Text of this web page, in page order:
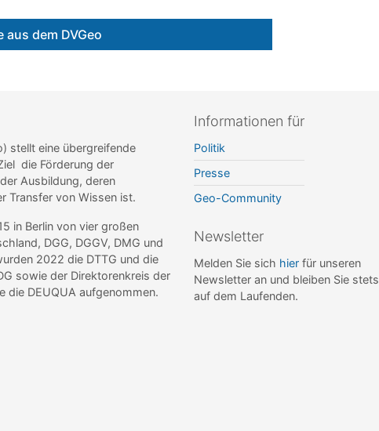
aus dem DVGeo
stellt eine übergreifende
die Förderung der
Ausbildung, deren
Transfer von Wissen ist.
in Berlin von vier großen
DGG, DGGV, DMG und
2022 die DTTG und die
sowie der Direktorenkreis der
die DEUQUA aufgenommen.
Informationen für
Politik
Presse
Geo-Community
Newsletter
Melden Sie sich hier für unseren
Newsletter an und bleiben Sie stets
auf dem Laufenden.